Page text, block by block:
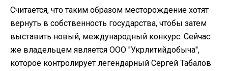
Считается, что таким образом месторождение хотят
вернуть в собственность государства, чтобы затем
выставить новый, международный конкурс. Сейчас
же владельцем является ООО "Укрлитийдобыча",
которое контролирует легендарный Сергей Табалов